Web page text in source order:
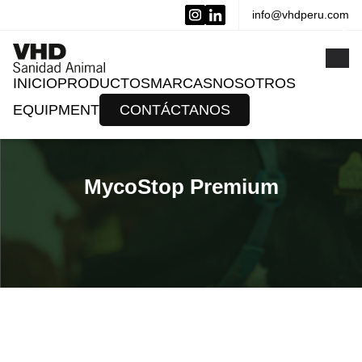
info@vhdperu.com
INICIOPRODUCTOSMARCASNOSOTROS
EQUIPMENT
CONTÁCTANOS
MycoStop Premium